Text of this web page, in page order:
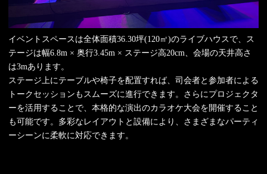
イベントスペースは全体面積36.30坪(120㎡)のライブハウスで、ス
テージは幅6.8m × 奥行3.45m × ステージ高20cm、会場の天井高さ
は3mあります。
ステージ上にテーブルや椅子を配置すれば、司会者と参加者による
トークセッションもスムーズに進行できます。さらにプロジェクタ
ーを活用することで、本格的な演出のカラオケ大会を開催すること
も可能です。多彩なレイアウトと設備により、さまざまなパーティ
ーシーンに柔軟に対応できます。